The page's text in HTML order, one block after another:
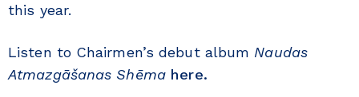
this year.
Listen to Chairmen’s debut album Naudas
Atmazgāšanas Shēmahere.